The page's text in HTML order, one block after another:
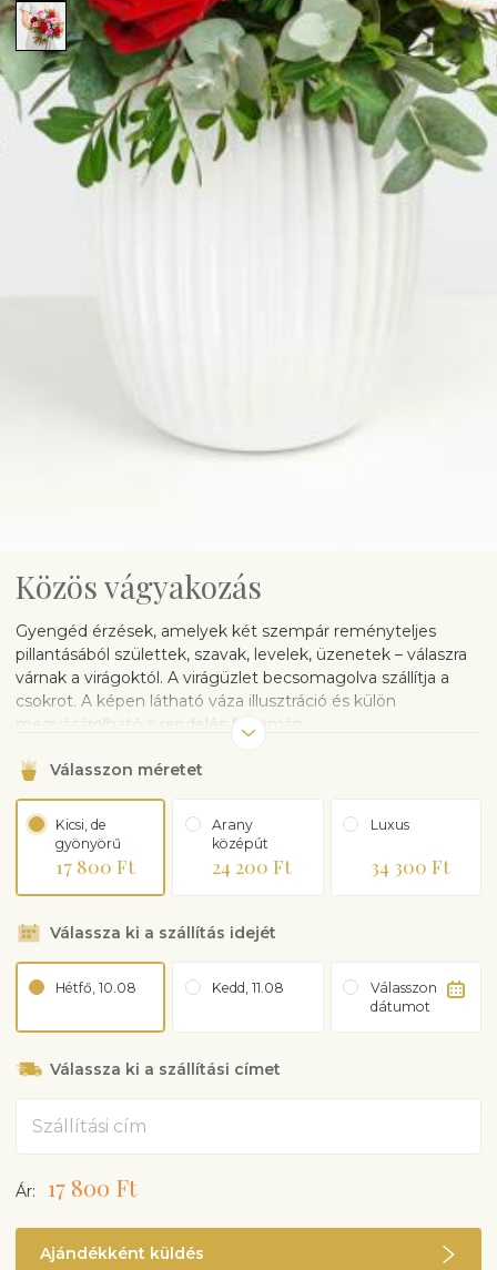
Közös vágyakozás
Gyengéd érzések, amelyek két szempár reményteljes
pillantásából születtek, szavak, levelek, üzenetek – válaszra
várnak a virágoktól. A virágüzlet becsomagolva szállítja a
csokrot. A képen látható váza illusztráció és külön
megvásárolható a rendelés folyamán.
Válasszon méretet
Kicsi, de
gyönyörű
17 800 Ft
Arany
középút
24 200 Ft
Luxus
34 300 Ft
Válassza ki a szállítás idejét
Hétfő, 10.08 Kedd, 11.08
Válasszon
dátumot
Válassza ki a szállítási címet
Ár: 17 800 Ft
Ajándékként küldés